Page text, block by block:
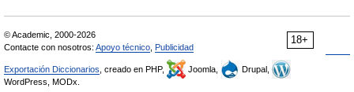
18+
© Academic, 2000-2026
Contacte con nosotros: Apoyo técnico Publicidad
Exportación Diccionarios , creado en PHP, Joomla,
Drupal,
WordPress, MODx.